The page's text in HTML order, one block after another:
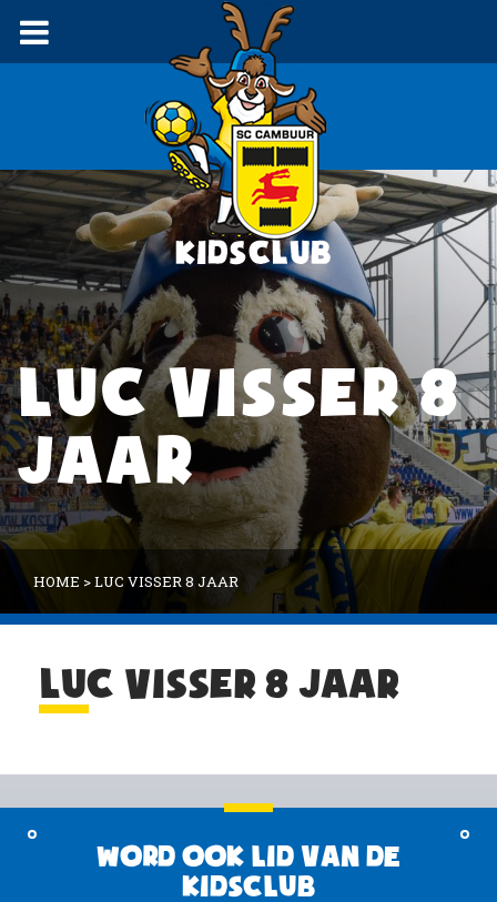
LUC VISSER 8
JAAR
HOME >LUC VISSER 8 JAAR
LUC VISSER 8 JAAR
Word ook lid van de
KidsClub